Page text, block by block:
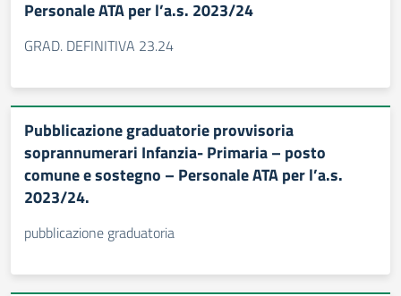
Personale ATA per l’a.s. 2023/24
GRAD. DEFINITIVA 23.24
Pubblicazione graduatorie provvisoria
soprannumerari Infanzia- Primaria – posto
comune e sostegno – Personale ATA per l’a.s.
2023/24.
pubblicazione graduatoria